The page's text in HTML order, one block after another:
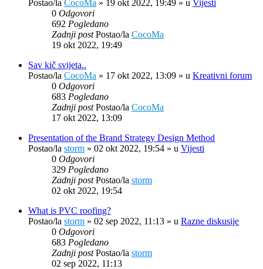
Postao/la CocoMa » 19 okt 2022, 19:49 » u Vijesti
0 Odgovori
692 Pogledano
Zadnji postPostao/la CocoMa
19 okt 2022, 19:49
Sav kič svijeta..
Postao/la CocoMa » 17 okt 2022, 13:09 » u Kreativni forum
0 Odgovori
683 Pogledano
Zadnji postPostao/la CocoMa
17 okt 2022, 13:09
Presentation of the Brand Strategy Design Method
Postao/la storm » 02 okt 2022, 19:54 » u Vijesti
0 Odgovori
329 Pogledano
Zadnji postPostao/la storm
02 okt 2022, 19:54
What is PVC roofing?
Postao/la storm » 02 sep 2022, 11:13 » u Razne diskusije
0 Odgovori
683 Pogledano
Zadnji postPostao/la storm
02 sep 2022, 11:13